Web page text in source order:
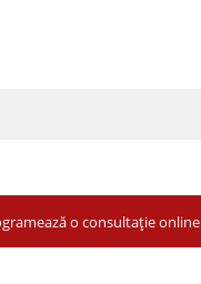
o consultație online